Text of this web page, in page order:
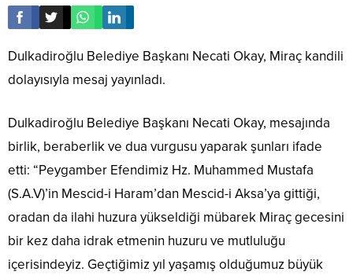
Dulkadiroğlu Belediye Başkanı Necati Okay, Miraç kandili
dolayısıyla mesaj yayınladı.
Dulkadiroğlu Belediye Başkanı Necati Okay, mesajında
birlik, beraberlik ve dua vurgusu yaparak şunları ifade
etti: “Peygamber Efendimiz Hz. Muhammed Mustafa
(S.A.V)’in Mescid-i Haram’dan Mescid-i Aksa’ya gittiği,
oradan da ilahi huzura yükseldiği mübarek Miraç gecesini
bir kez daha idrak etmenin huzuru ve mutluluğu
içerisindeyiz. Geçtiğimiz yıl yaşamış olduğumuz büyük